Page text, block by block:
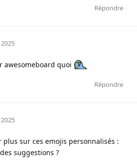
Répondre
awesomeboard quoi
Répondre
plus sur ces emojis personnalisés :
suggestions ?